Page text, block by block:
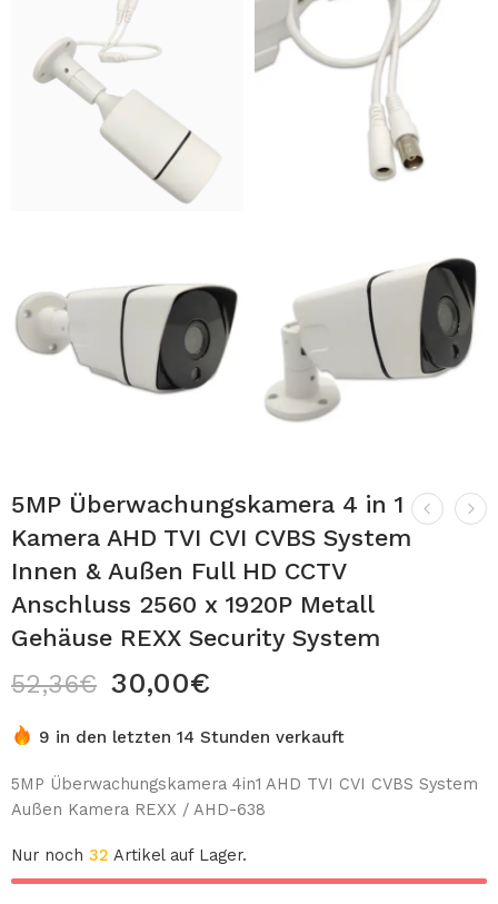
5MP Überwachungskamera 4 in 1
Kamera AHD TVI CVI CVBS System
Innen & Außen Full HD CCTV
Anschluss 2560 x 1920P Metall
Gehäuse REXX Security System
52,36€ 30,00€
9 in den letzten 14 Stunden verkauft
5MP Überwachungskamera 4in1 AHD TVI CVI CVBS System
Außen Kamera REXX / AHD-638
Nur noch 32 Artikel auf Lager.